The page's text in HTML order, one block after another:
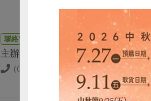
聯絡窗口
主辦單位
(02)2656-0037